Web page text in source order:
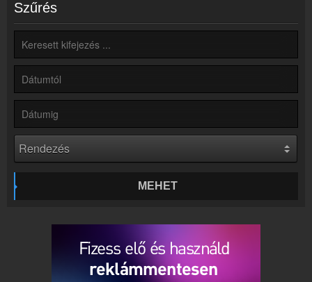
Kapcsolat
Partnerek
Rádió beágyazás
Online rádió készítés
Készítés lépésről lépésre
Szűrés
MEHET